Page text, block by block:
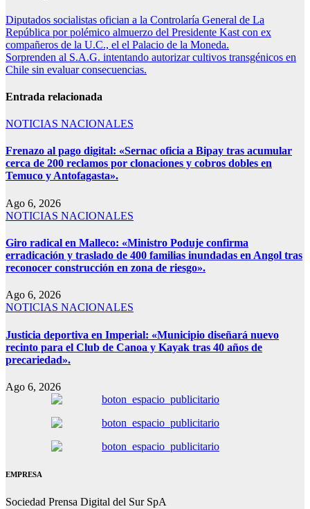
Diputados socialistas ofician a la Controlaría General de La
República por polémico almuerzo del Presidente Kast con ex
compañeros de la U.C., el el Palacio de la Moneda.
Sorprenden al S.A.G. intentando autorizar cultivos transgénicos en
Chile sin evaluar consecuencias.
Entrada relacionada
NOTICIAS NACIONALES
Frenazo al pago digital: «Sernac oficia a Bipay tras acumular
cerca de 200 reclamos por clonaciones y cobros dobles en
Temuco y Antofagasta».
Ago 6, 2026
NOTICIAS NACIONALES
Giro radical en Malleco: «Ministro Poduje confirma
erradicación y traslado de 400 familias inundadas en Angol tras
reconocer construcción en zona de riesgo».
Ago 6, 2026
NOTICIAS NACIONALES
Justicia deportiva en Imperial: «Municipio diseñará nuevo
recinto para el Club de Canoa y Kayak tras 40 años de
precariedad».
Ago 6, 2026
EMPRESA
Sociedad Prensa Digital del Sur SpA